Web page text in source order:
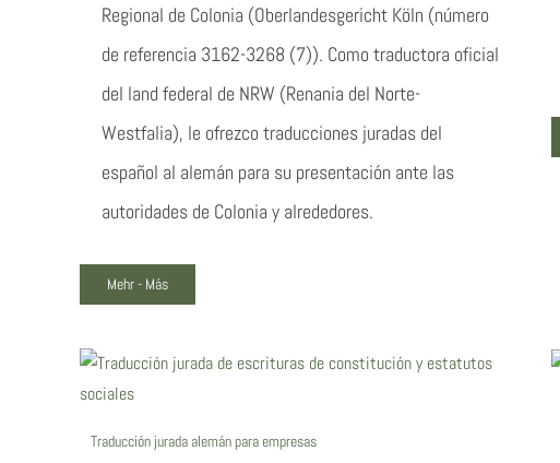
Regional de Colonia (Oberlandesgericht Köln (número
de referencia 3162-3268 (7)). Como traductora oficial
del land federal de NRW (Renania del Norte-
Westfalia), le ofrezco traducciones juradas del
español al alemán para su presentación ante las
autoridades de Colonia y alrededores.
Mehr - Más
Traducción jurada alemán para empresas